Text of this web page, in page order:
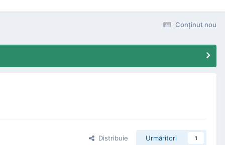
Conţinut nou
Distribuie Urmăritori 1